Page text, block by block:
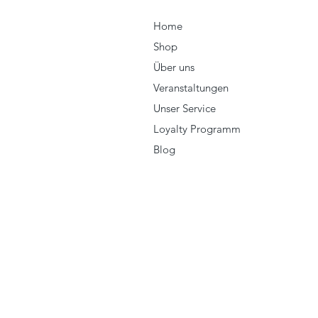
Home
Shop
Über uns
Veranstaltungen
Unser Service
Loyalty Programm
Blog